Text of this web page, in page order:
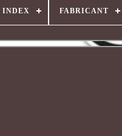
INDEX FABRICANT